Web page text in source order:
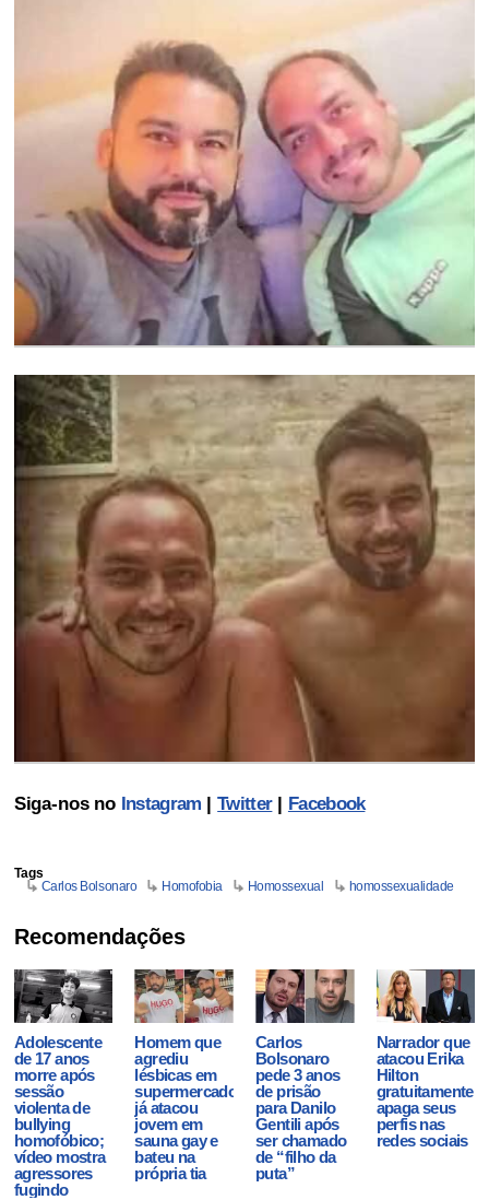
Siga-nos no Instagram |Twitter| Facebook
Tags
Carlos Bolsonaro
Homofobia Homossexual homossexualidade
Recomendações
Adolescente
de 17 anos
morre após
sessão
violenta de
bullying
homofóbico;
vídeo mostra
agressores
fugindo
Homem que
agrediu
lésbicas em
supermercado
já atacou
jovem em
sauna gay e
bateu na
própria tia
Carlos
Bolsonaro
pede 3 anos
de prisão
para Danilo
Gentili após
ser chamado
de “filho da
puta”
Narrador que
atacou Erika
Hilton
gratuitamente
apaga seus
perfis nas
redes sociais